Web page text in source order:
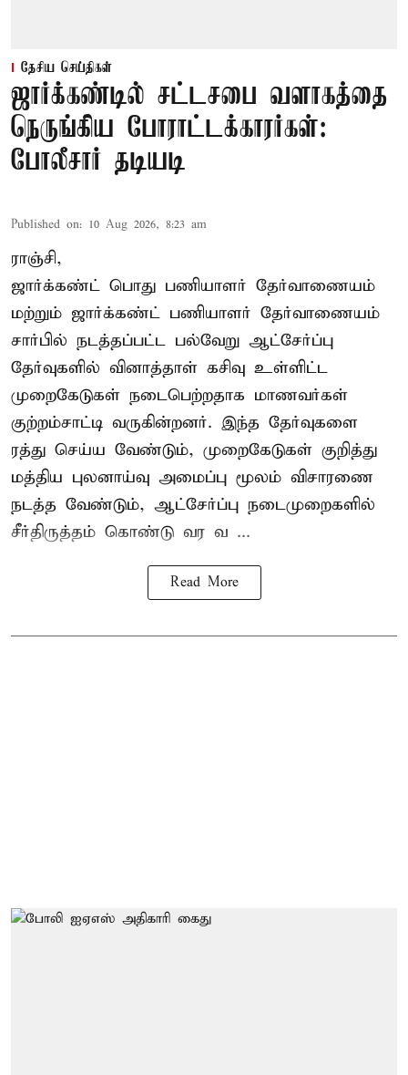
தேசிய செய்திகள்
ஜார்க்கண்டில் சட்டசபை வளாகத்தை
நெருங்கிய போராட்டக்காரர்கள்:
போலீசார் தடியடி
Published on: 10 Aug 2026, 8:23 am
ராஞ்சி,
ஜார்க்கண்ட் பொது பணியாளர் தேர்வாணையம்
மற்றும் ஜார்க்கண்ட் பணியாளர் தேர்வாணையம்
சார்பில் நடத்தப்பட்ட பல்வேறு ஆட்சேர்ப்பு
தேர்வுகளில் வினாத்தாள் கசிவு உள்ளிட்ட
முறைகேடுகள் நடைபெற்றதாக மாணவர்கள்
குற்றம்சாட்டி வருகின்றனர். இந்த தேர்வுகளை
ரத்து செய்ய வேண்டும், முறைகேடுகள் குறித்து
மத்திய புலனாய்வு அமைப்பு மூலம் விசாரணை
நடத்த வேண்டும், ஆட்சேர்ப்பு நடைமுறைகளில்
சீர்திருத்தம் கொண்டு வர வ ...
Read More